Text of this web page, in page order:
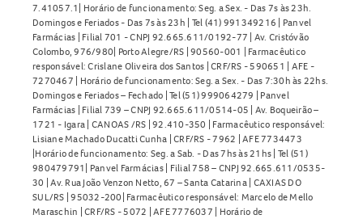
7.41057.1| Horário de funcionamento: Seg. a Sex. - Das 7s às 23h.
Domingos e Feriados - Das 7s às 23h | Tel (41) 991349216 | Panvel
Farmácias | Filial 701 - CNPJ 92.665.611/0192-77 | Av. Cristóvão
Colombo, 976/980| Porto Alegre/RS | 90560-001 | Farmacêutico
responsável: Crislane Oliveira dos Santos | CRF/RS - 590651 | AFE -
7270467 | Horário de funcionamento: Seg. a Sex. - Das 7:30h às 22hs.
Domingos e Feriados – Fechado | Tel (51) 999064279 | Panvel
Farmácias | Filial 739 – CNPJ 92.665.611/0514-05 | Av. Boqueirão –
1721 - Igara | CANOAS /RS | 92.410-350 | Farmacêutico responsável:
Lisiane Machado Ducatti Cunha | CRF/RS - 7962 | AFE 7734473
|Horário de funcionamento: Seg. a Sab. - Das 7hs às 21hs | Tel (51)
980479791| Panvel Farmácias | Filial 758 – CNPJ 92.665.611/0535-
30 | Av. Rua João Venzon Netto, 67 – Santa Catarina | CAXIAS DO
SUL/RS | 95032-200| Farmacêutico responsável: Marcelo de Mello
Maraschin | CRF/RS - 5072 | AFE 7776037 | Horário de